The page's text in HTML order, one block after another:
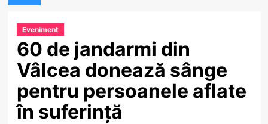
Eveniment
60 de jandarmi din
Vâlcea donează sânge
pentru persoanele aflate
în suferință